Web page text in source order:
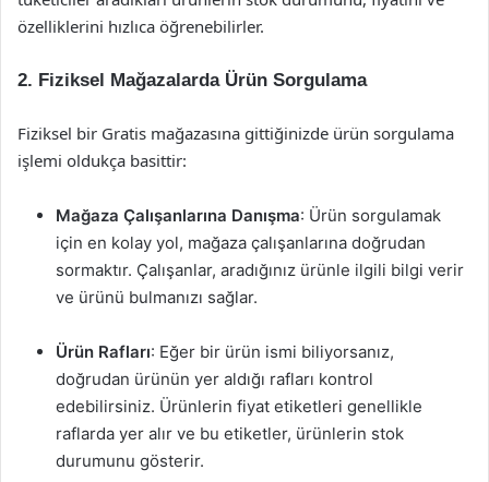
özelliklerini hızlıca öğrenebilirler.
2. Fiziksel Mağazalarda Ürün Sorgulama
Fiziksel bir Gratis mağazasına gittiğinizde ürün sorgulama
işlemi oldukça basittir:
Mağaza Çalışanlarına Danışma: Ürün sorgulamak
için en kolay yol, mağaza çalışanlarına doğrudan
sormaktır. Çalışanlar, aradığınız ürünle ilgili bilgi verir
ve ürünü bulmanızı sağlar.
Ürün Rafları: Eğer bir ürün ismi biliyorsanız,
doğrudan ürünün yer aldığı rafları kontrol
edebilirsiniz. Ürünlerin fiyat etiketleri genellikle
raflarda yer alır ve bu etiketler, ürünlerin stok
durumunu gösterir.